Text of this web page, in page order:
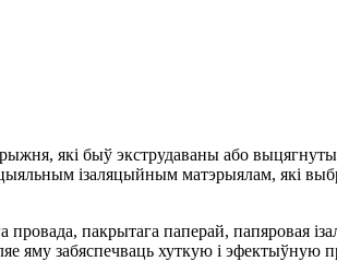
​​які быў экструдаваны або
ізаляцыйным матэрыялам, які
пакрытага паперай, папяровая
яму забяспечваць хуткую і эфектыўную